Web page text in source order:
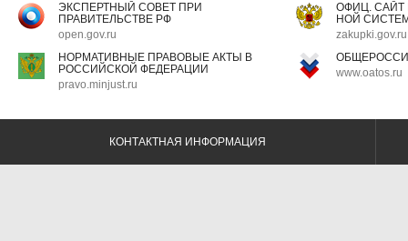
ЭКСПЕРТНЫЙ СОВЕТ ПРИ
ПРАВИТЕЛЬСТВЕ РФ
open.gov.ru
ОФИЦ.
НОЙ
zakupki.gov.ru
НОРМАТИВНЫЕ ПРАВОВЫЕ АКТЫ В
РОССИЙСКОЙ ФЕДЕРАЦИИ
pravo.minjust.ru
www.oatos.ru
КОНТАКТНАЯ ИНФОРМАЦИЯ